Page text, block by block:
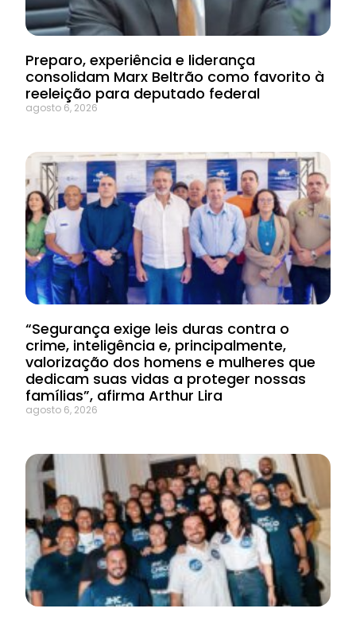
Preparo, experiência e liderança
consolidam Marx Beltrão como favorito à
reeleição para deputado federal
agosto 6, 2026
“Segurança exige leis duras contra o
crime, inteligência e, principalmente,
valorização dos homens e mulheres que
dedicam suas vidas a proteger nossas
famílias”, afirma Arthur Lira
agosto 6, 2026